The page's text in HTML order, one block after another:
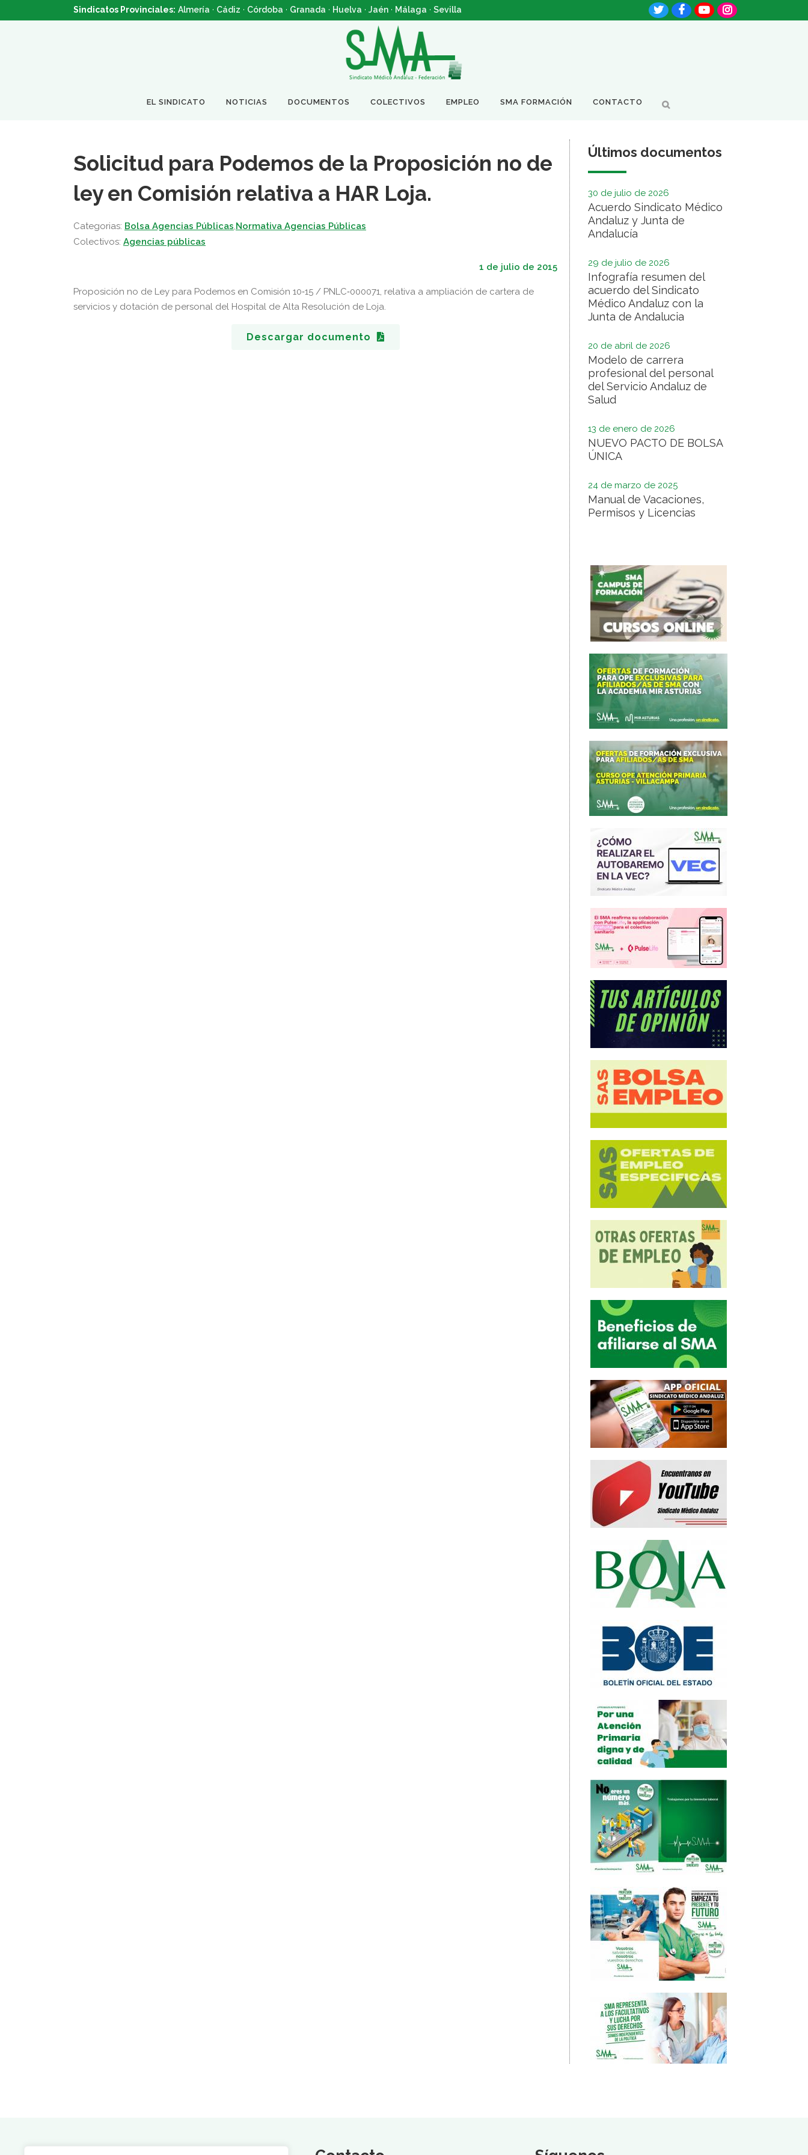
Sindicatos Provinciales: Almería · Cádiz · Córdoba · Granada · Huelva · Jaén · Málaga · Sevilla
EL SINDICATO NOTICIAS DOCUMENTOS COLECTIVOS EMPLEO SMA FORMACIÓN CONTACTO
Solicitud para Podemos de la Proposición no de
ley en Comisión relativa a HAR Loja.
Categorias: Bolsa Agencias Públicas,Normativa Agencias Públicas
Colectivos: Agencias públicas
1 de julio de 2015
Proposición no de Ley para Podemos en Comisión 10‐15 / PNLC‐000071, relativa a ampliación de cartera de
servicios y dotación de personal del Hospital de Alta Resolución de Loja.
Descargar documento
Últimos documentos
30 de julio de 2026
Acuerdo Sindicato Médico
Andaluz y Junta de
Andalucía
29 de julio de 2026
Infografía resumen del
acuerdo del Sindicato
Médico Andaluz con la
Junta de Andalucia
20 de abril de 2026
Modelo de carrera
profesional del personal
del Servicio Andaluz de
Salud
13 de enero de 2026
NUEVO PACTO DE BOLSA
ÚNICA
24 de marzo de 2025
Manual de Vacaciones,
Permisos y Licencias